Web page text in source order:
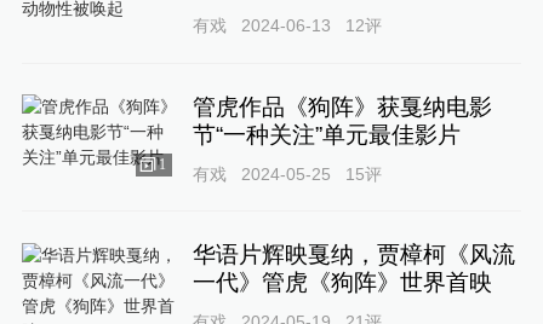
有戏 2024-06-13 12评
1
管虎作品《狗阵》获戛纳电影
节“一种关注”单元最佳影片
有戏 2024-05-25 15评
华语片辉映戛纳，贾樟柯《风流
一代》管虎《狗阵》世界首映